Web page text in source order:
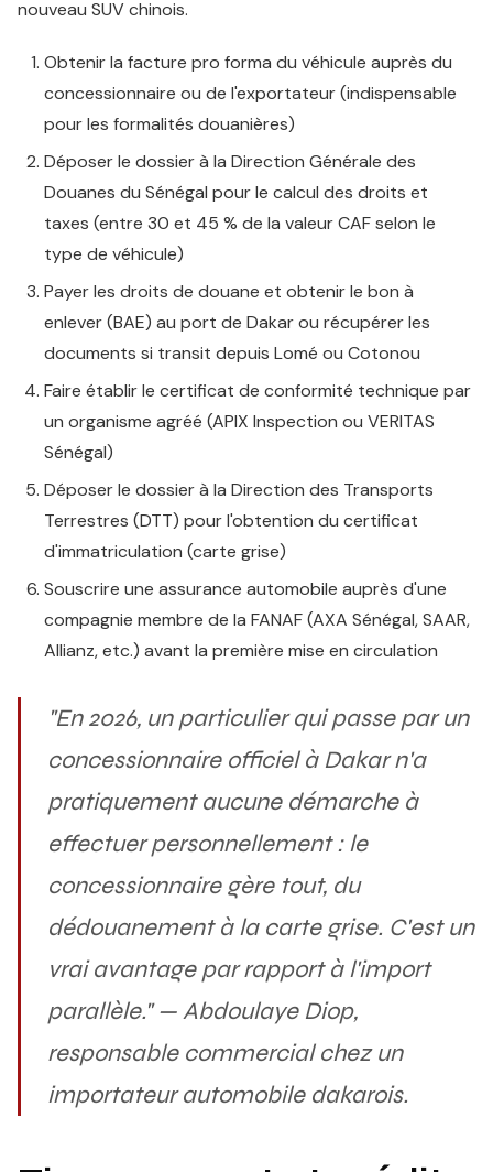
nouveau SUV chinois.
Obtenir la facture pro forma du véhicule auprès du
concessionnaire ou de l'exportateur (indispensable
pour les formalités douanières)
Déposer le dossier à la Direction Générale des
Douanes du Sénégal pour le calcul des droits et
taxes (entre 30 et 45 % de la valeur CAF selon le
type de véhicule)
Payer les droits de douane et obtenir le bon à
enlever (BAE) au port de Dakar ou récupérer les
documents si transit depuis Lomé ou Cotonou
Faire établir le certificat de conformité technique par
un organisme agréé (APIX Inspection ou VERITAS
Sénégal)
Déposer le dossier à la Direction des Transports
Terrestres (DTT) pour l'obtention du certificat
d'immatriculation (carte grise)
Souscrire une assurance automobile auprès d'une
compagnie membre de la FANAF (AXA Sénégal, SAAR,
Allianz, etc.) avant la première mise en circulation
"En 2026, un particulier qui passe par un
concessionnaire officiel à Dakar n'a
pratiquement aucune démarche à
effectuer personnellement : le
concessionnaire gère tout, du
dédouanement à la carte grise. C'est un
vrai avantage par rapport à l'import
parallèle." — Abdoulaye Diop,
responsable commercial chez un
importateur automobile dakarois.